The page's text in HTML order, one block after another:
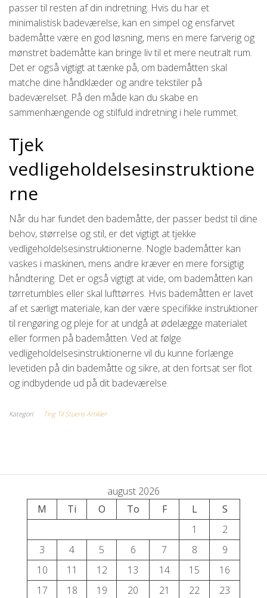
passer til resten af din indretning. Hvis du har et
minimalistisk badeværelse, kan en simpel og ensfarvet
bademåtte være en god løsning, mens en mere farverig og
mønstret bademåtte kan bringe liv til et mere neutralt rum.
Det er også vigtigt at tænke på, om bademåtten skal
matche dine håndklæder og andre tekstiler på
badeværelset. På den måde kan du skabe en
sammenhængende og stilfuld indretning i hele rummet.
Tjek
vedligeholdelsesinstruktione
rne
Når du har fundet den bademåtte, der passer bedst til dine
behov, størrelse og stil, er det vigtigt at tjekke
vedligeholdelsesinstruktionerne. Nogle bademåtter kan
vaskes i maskinen, mens andre kræver en mere forsigtig
håndtering. Det er også vigtigt at vide, om bademåtten kan
tørretumbles eller skal lufttørres. Hvis bademåtten er lavet
af et særligt materiale, kan der være specifikke instruktioner
til rengøring og pleje for at undgå at ødelægge materialet
eller formen på bademåtten. Ved at følge
vedligeholdelsesinstruktionerne vil du kunne forlænge
levetiden på din bademåtte og sikre, at den fortsat ser flot
og indbydende ud på dit badeværelse.
Kategori Ting Til Stuens Artikler
august 2026
M
Ti O To F L
S
1
2
3
4 5 6 7 8
9
10
11 12 13 14 15
16
17
18 19 20 21 22
23